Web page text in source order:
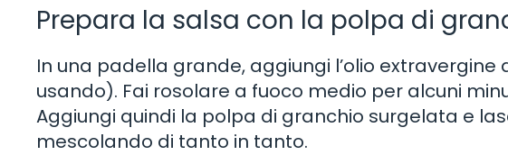
Prepara la salsa con la polpa di
In una padella grande, aggiungi l’olio extravergine
usando). Fai rosolare a fuoco medio per alcuni
Aggiungi quindi la polpa di granchio surgelata e
mescolando di tanto in tanto.